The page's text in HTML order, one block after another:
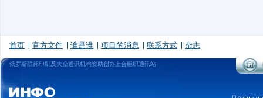
首页 官方文件 谁是谁 项目的消息 联系方式 杂志
俄罗斯联邦印刷及大众通讯机构资助创办上合组织通讯站